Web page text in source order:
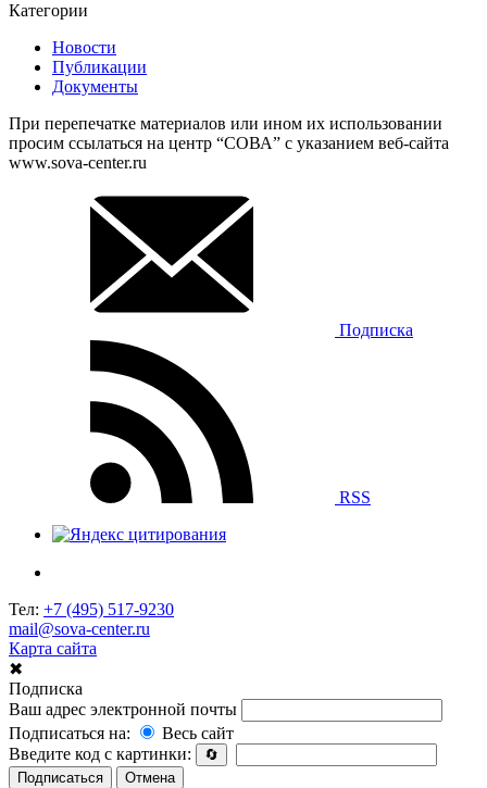
Категории
Новости
Публикации
Документы
При перепечатке материалов или ином их использовании
просим ссылаться на центр “СОВА” с указанием веб-сайта
www.sova-center.ru
Подписка
RSS
Тел: +7 (495) 517-9230
mail@sova-center.ru
Карта сайта
✖
Подписка
Ваш адрес электронной почты
Подписаться на:
Весь сайт
Введите код с картинки:
🔄
Подписаться
Отмена